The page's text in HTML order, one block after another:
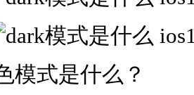
式是什么？